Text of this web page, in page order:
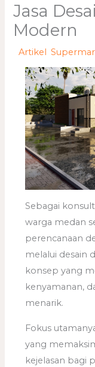
Jasa
Modern
/Artikel ,
Sebagai
warga medan
perencanaan
melalui desain
konsep yang
kenyamanan,
menarik.
Fokus
yang
kejelasan bagi